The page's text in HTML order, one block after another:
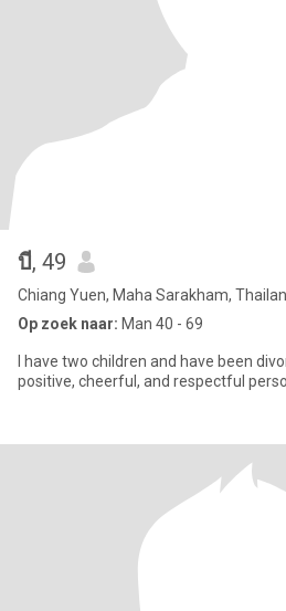
บี, 49
Chiang Yuen, Maha Sarakham,
Op zoek naar: Man 40 - 69
I have two children and have been
positive, cheerful, and respectful